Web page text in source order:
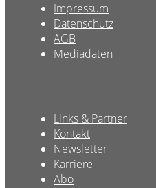
Impressum
Datenschutz
AGB
Mediadaten
Links & Partner
Kontakt
Newsletter
Karriere
Abo